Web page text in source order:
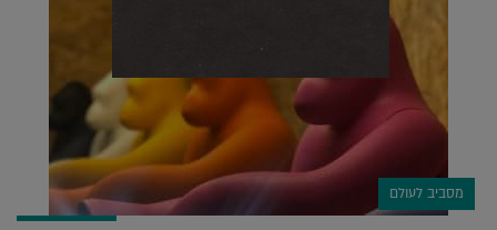
מסביב לעולם